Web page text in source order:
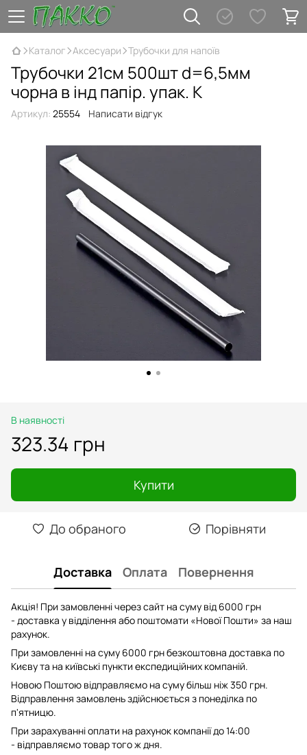
Каталог Аксесуари Трубочки для напоїв
Трубочки 21см 500шт d=6,5мм
чорна в інд папір. упак. К
Артикул: 25554 Написати відгук
В наявності
323.34 грн
Купити
До обраного Порівняти
Доставка Оплата Повернення
Акція! При замовленні через сайт на суму від 6000 грн
- доставка у відділення або поштомати «Нової Пошти» за наш
рахунок.
При замовленні на суму 6000 грн безкоштовна доставка по
Києву та на київські пункти експедиційних компаній.
Новою Поштою відправляємо на суму більш ніж 350 грн.
Відправлення замовлень здійснюється з понеділка по
п'ятницю.
При зарахуванні оплати на рахунок компанії до 14:00
- відправляємо товар того ж дня.